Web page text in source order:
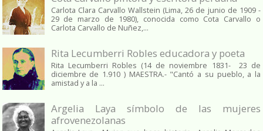
Carlota Clara Carvallo Wallstein (Lima, 26 de junio de 1909 -
29 de marzo de 1980), conocida como Cota Carvallo o
Carlota Carvallo de Nuñez,...
Rita Lecumberri Robles educadora y poeta
Rita Lecumberri Robles (14 de noviembre 1831- 23 de
diciembre de 1.910 ) MAESTRA.- "Cantó a su pueblo, a la
amistad y a la ...
Argelia Laya símbolo de las mujeres
afrovenezolanas